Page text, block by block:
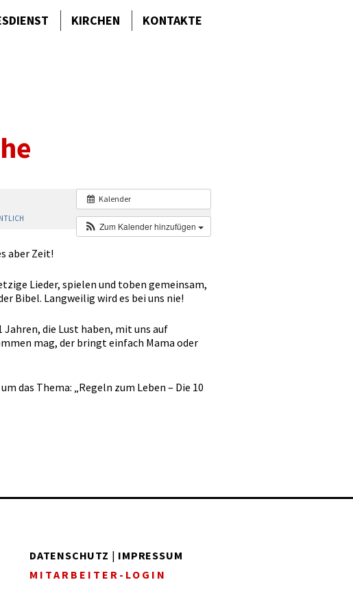
KIRCHEN KONTAKTE
Kalender
Zum Kalender hinzufügen
aber Zeit!
Lieder, spielen und toben gemeinsam,
Bibel. Langweilig wird es bei uns nie!
Jahren, die Lust haben, mit uns auf
mag, der bringt einfach Mama oder
das Thema: „Regeln zum Leben – Die 10
DATENSCHUTZ | IMPRESSUM
MITARBEITER-LOGIN